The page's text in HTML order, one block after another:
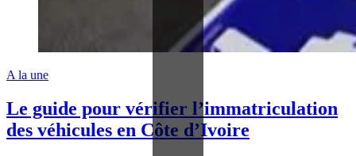
A la une
Le guide pour vérifier l’immatriculation
des véhicules en Côte d’Ivoire